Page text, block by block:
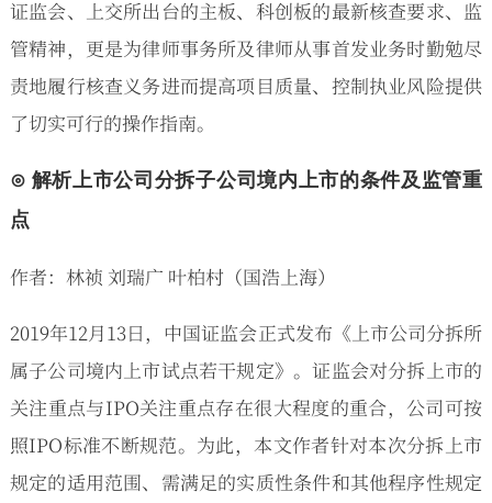
证监会、上交所出台的主板、科创板的最新核查要求、监
管精神，更是为律师事务所及律师从事首发业务时勤勉尽
责地履行核查义务进而提高项目质量、控制执业风险提供
了切实可行的操作指南。
⊙ 解析上市公司分拆子公司境内上市的条件及监管重
点
作者：林祯 刘瑞广 叶柏村（国浩上海）
2019年12月13日，中国证监会正式发布《上市公司分拆所
属子公司境内上市试点若干规定》。证监会对分拆上市的
关注重点与IPO关注重点存在很大程度的重合，公司可按
照IPO标准不断规范。为此，本文作者针对本次分拆上市
规定的适用范围、需满足的实质性条件和其他程序性规定